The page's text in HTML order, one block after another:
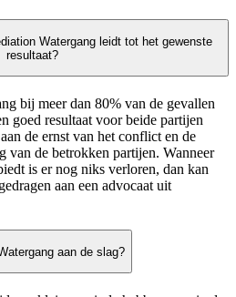
Watergang leidt tot het gewenste
resultaat?
bij meer dan 80% van de gevallen
goed resultaat voor beide partijen
de ernst van het conflict en de
van de betrokken partijen. Wanneer
is er nog niks verloren, dan kan
aan een advocaat uit
aan de slag?